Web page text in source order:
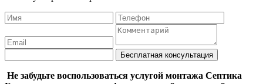
Не забудьте воспользоваться услугой монтажа Септика